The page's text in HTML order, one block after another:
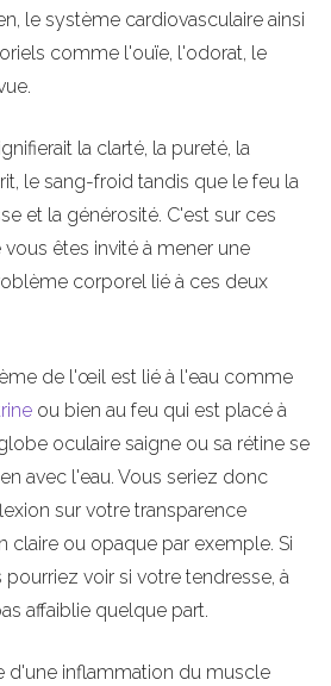
le système cardiovasculaire ainsi
comme l'ouïe, l'odorat, le
la clarté, la pureté, la
le sang-froid tandis que le feu la
et la générosité. C'est sur ces
êtes invité à mener une
corporel lié à ces deux
de l'œil est lié à l'eau comme
ou bien au feu qui est placé à
oculaire saigne ou sa rétine se
avec l'eau. Vous seriez donc
sur votre transparence
claire ou opaque par exemple. Si
voir si votre tendresse, à
affaiblie quelque part.
d'une inflammation du muscle